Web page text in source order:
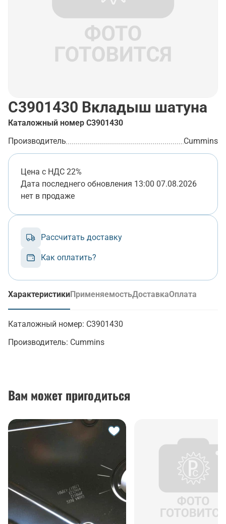
C3901430 Вкладыш шатуна
Каталожный номер C3901430
Производитель
Cummins
Цена с НДС 22%
Дата последнего обновления 13:00 07.08.2026
нет в продаже
Рассчитать доставку
Как оплатить?
Характеристики
(активная вкладка)
ПрименяемостьДоставкаОплата
Каталожный номер: C3901430
Производитель: Cummins
Вам может пригодиться